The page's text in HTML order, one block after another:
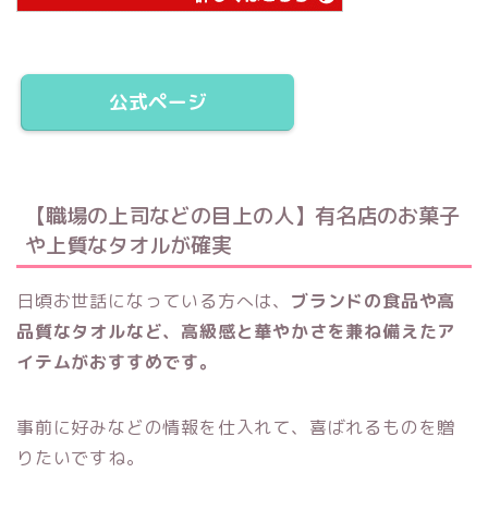
公式ページ
【職場の上司などの目上の人】有名店のお菓子
や上質なタオルが確実
日頃お世話になっている方へは、 ブランドの食品や高
品質なタオルなど、高級感と華やかさを兼ね備えたア
イテムがおすすめです。
事前に好みなどの情報を仕入れて、喜ばれるものを贈
りたいですね。